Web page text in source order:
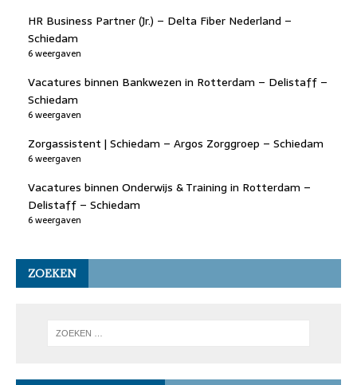
HR Business Partner (Jr.) – Delta Fiber Nederland –
Schiedam
6 weergaven
Vacatures binnen Bankwezen in Rotterdam – Delistaff –
Schiedam
6 weergaven
Zorgassistent | Schiedam – Argos Zorggroep – Schiedam
6 weergaven
Vacatures binnen Onderwijs & Training in Rotterdam –
Delistaff – Schiedam
6 weergaven
ZOEKEN